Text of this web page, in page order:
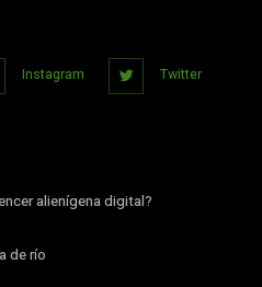
Instagram Twitter
alienígena digital?
de río